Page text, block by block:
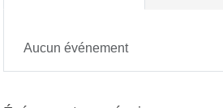
Aucun événement